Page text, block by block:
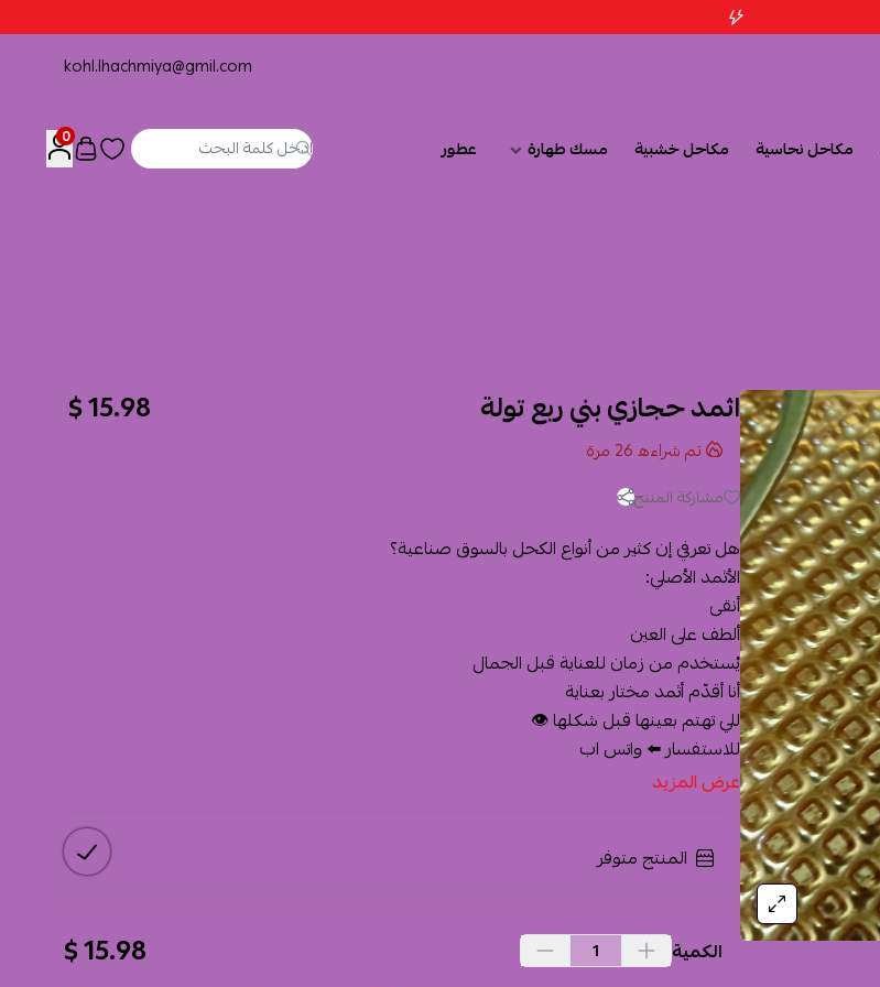
kohl.lhachmiya@gmil.com
مكاحل نحاسية مكاحل خشبية مسك طهارة عطور 0
اثمد حجازي بني ربع تولة 15.98 $
تم شراءه26 مرة
مشاركة المنتج
هل تعرفي إن كثير من أنواع الكحل بالسوق صناعية؟
الأثمد الأصلي:
أنقى
ألطف على العين
يُستخدم من زمان للعناية قبل الجمال
أنا أقدّم أثمد مختار بعناية
للي تهتم بعينها قبل شكلها 👁️
للاستفسار ⬅️ واتس اب
عرض المزيد
المنتج متوفر
الكمية 15.98 $